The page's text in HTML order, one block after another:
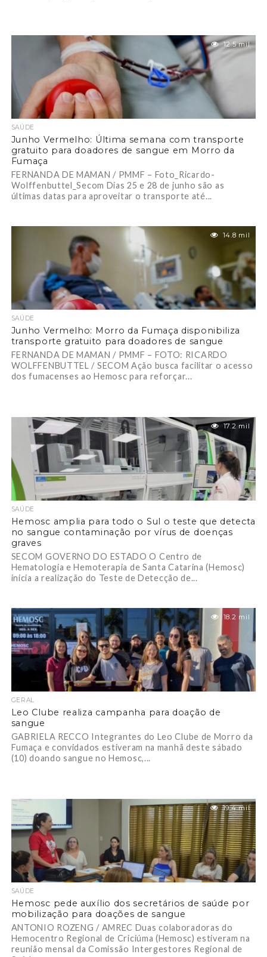
12.5 mil
SAÚDE
Junho Vermelho: Última semana com transporte
gratuito para doadores de sangue em Morro da
Fumaça
FERNANDA DE MAMAN / PMMF – Foto_Ricardo-
Wolffenbuttel_Secom Dias 25 e 28 de junho são as
últimas datas para aproveitar o transporte até...
14.8 mil
SAÚDE
Junho Vermelho: Morro da Fumaça disponibiliza
transporte gratuito para doadores de sangue
FERNANDA DE MAMAN / PMMF – FOTO: RICARDO
WOLFFENBUTTEL / SECOM Ação busca facilitar o acesso
dos fumacenses ao Hemosc para reforçar...
17.2 mil
SAÚDE
Hemosc amplia para todo o Sul o teste que detecta
no sangue contaminação por vírus de doenças
graves
SECOM GOVERNO DO ESTADO O Centro de
Hematologia e Hemoterapia de Santa Catarina (Hemosc)
inicia a realização do Teste de Detecção de...
18.2 mil
GERAL
Leo Clube realiza campanha para doação de
sangue
GABRIELA RECCO Integrantes do Leo Clube de Morro da
Fumaça e convidados estiveram na manhã deste sábado
(10) doando sangue no Hemosc,...
19.4 mil
SAÚDE
Hemosc pede auxílio dos secretários de saúde por
mobilização para doações de sangue
ANTONIO ROZENG / AMREC Duas colaboradoras do
Hemocentro Regional de Criciúma (Hemosc) estiveram na
reunião mensal da Comissão Intergestores Regional de